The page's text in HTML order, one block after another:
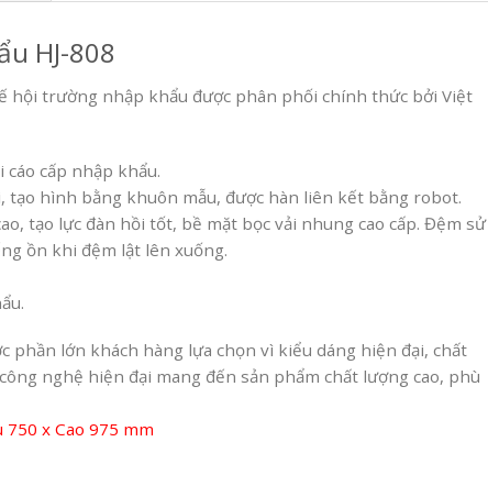
HJ-808
hội trường nhập khẩu được phân phối chính thức bởi Việt
cấp nhập khẩu.
tạo hình bằng khuôn mẫu, được hàn liên kết bằng robot.
tạo lực đàn hồi tốt, bề mặt bọc vải nhung cao cấp. Đệm sử
ồn khi đệm lật lên xuống.
phần lớn khách hàng lựa chọn vì kiểu dáng hiện đại, chất
nghệ hiện đại mang đến sản phẩm chất lượng cao, phù
750 x Cao 975 mm